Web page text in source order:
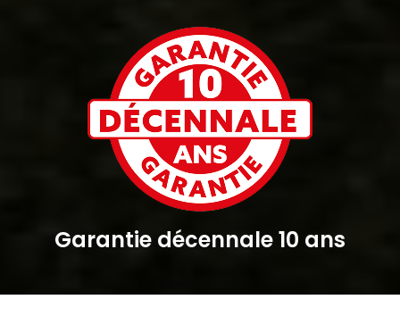
Garantie décennale 10 ans